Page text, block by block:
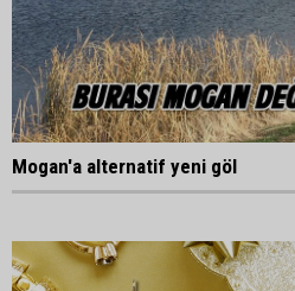
Mogan'a alternatif yeni göl